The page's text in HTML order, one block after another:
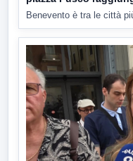
Benevento è tra le città